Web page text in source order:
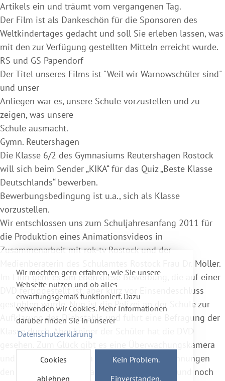
Wir möchten gern erfahren, wie Sie unsere
Webseite nutzen und ob alles
erwartungsgemäß funktioniert. Dazu
verwenden wir Cookies. Mehr Informationen
darüber finden Sie in unserer
Datenschutzerklärung
Cookies
ablehnen
Kein Problem.
Einverstanden.
Artikels ein und träumt vom vergangenen Tag.
Der Film ist als Dankeschön für die Sponsoren des
Weltkindertages gedacht und soll Sie erleben lassen, was
mit den zur Verfügung gestellten Mitteln erreicht wurde.
RS und GS Papendorf
Der Titel unseres Films ist "Weil wir Warnowschüler sind"
und unser
Anliegen war es, unsere Schule vorzustellen und zu
zeigen, was unsere
Schule ausmacht.
Gymn. Reutershagen
Die Klasse 6/2 des Gymnasiums Reutershagen Rostock
will sich beim Sender „KIKA“ für das Quiz „Beste Klasse
Deutschlands“ bewerben.
Bewerbungsbedingung ist u.a., sich als Klasse
vorzustellen.
Wir entschlossen uns zum Schuljahresanfang 2011 für
die Produktion eines Animationsvideos in
Zusammenarbeit mit rok-tv Rostock und der
Medienberaterin des Schulamtes Rostock Frau Dr. Möller.
Im Film geht es um eben diese Bewerbung, die auf einer
DVD fertiggestellt ist, aber kurz vor Einsendeschluss
gestohlen wurde. Nun ist die Polizei an der Schule zur
Aufklärung des Diebstahls und führt eine Befragung der
Klasse durch. Aber keiner der Schüler hat die DVD
gesehen. Zum Glück gibt es eine Überwachungskamera
und die Schüler können mit Hilfe der Aufzeichnungen
den Dieb überführen, das Video sicherstellen und noch